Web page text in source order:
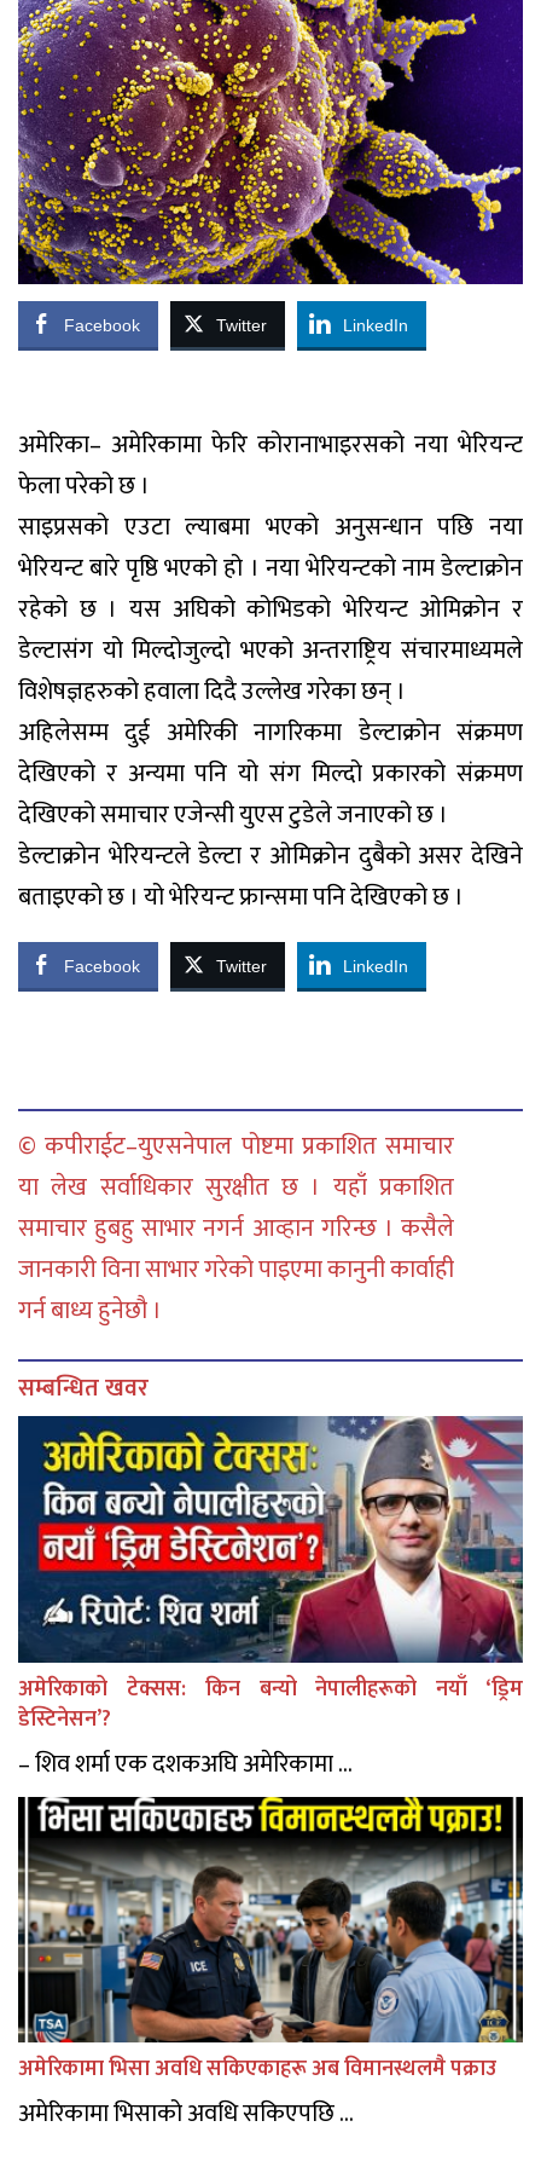
Facebook Twitter LinkedIn
अमेरिका– अमेरिकामा फेरि कोरानाभाइरसको नया भेरियन्ट
फेला परेको छ ।
साइप्रसको एउटा ल्याबमा भएको अनुसन्धान पछि नया
भेरियन्ट बारे पृष्ठि भएको हो । नया भेरियन्टको नाम डेल्टाक्रोन
रहेको छ । यस अघिको कोभिडको भेरियन्ट ओमिक्रोन र
डेल्टासंग यो मिल्दोजुल्दो भएको अन्तराष्ट्रिय संचारमाध्यमले
विशेषज्ञहरुको हवाला दिदै उल्लेख गरेका छन् ।
अहिलेसम्म दुई अमेरिकी नागरिकमा डेल्टाक्रोन संक्रमण
देखिएको र अन्यमा पनि यो संग मिल्दो प्रकारको संक्रमण
देखिएको समाचार एजेन्सी युएस टुडेले जनाएको छ ।
डेल्टाक्रोन भेरियन्टले डेल्टा र ओमिक्रोन दुबैको असर देखिने
बताइएको छ । यो भेरियन्ट फ्रान्समा पनि देखिएको छ ।
Facebook Twitter LinkedIn
© कपीराईट–युएसनेपाल पोष्टमा प्रकाशित समाचार
या लेख सर्वाधिकार सुरक्षीत छ । यहाँ प्रकाशित
समाचार हुबहु साभार नगर्न आव्हान गरिन्छ । कसैले
जानकारी विना साभार गरेको पाइएमा कानुनी कार्वाही
गर्न बाध्य हुनेछौ ।
सम्बन्धित खवर
अमेरिकाको टेक्सस: किन बन्यो नेपालीहरूको नयाँ ‘ड्रिम
डेस्टिनेसन’?
– शिव शर्मा एक दशकअघि अमेरिकामा ...
अमेरिकामा भिसा अवधि सकिएकाहरू अब विमानस्थलमै पक्राउ
अमेरिकामा भिसाको अवधि सकिएपछि ...